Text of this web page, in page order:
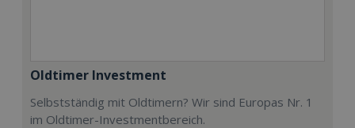
Oldtimer Investment
Selbstständig mit Oldtimern? Wir sind Europas Nr. 1
im Oldtimer-Investmentbereich.